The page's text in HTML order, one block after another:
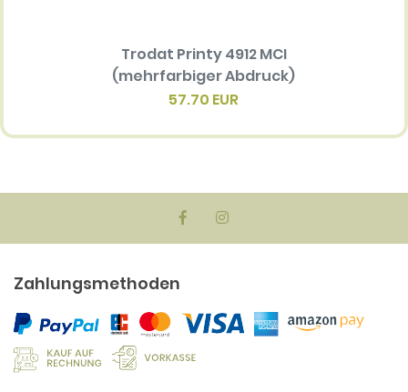
Trodat Printy 4912 MCI
(mehrfarbiger Abdruck)
57.70 EUR
Zahlungsmethoden